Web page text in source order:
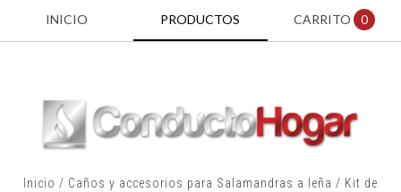
INICIO PRODUCTOS CARRITO 0
Inicio / Caños y accesorios para Salamandras a leña / Kit de